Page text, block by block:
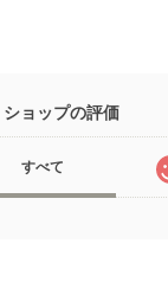
ショップの評価
すべて